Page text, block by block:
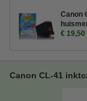
Canon
€ 19,50
Canon CL-41